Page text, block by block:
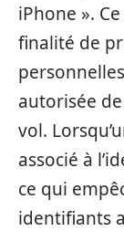
iPhone ».
finalité de
autorisée
vol.
associé à
ce qui
identifiants